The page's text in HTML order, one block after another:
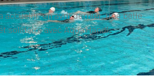
accueilli, en avril dernier, une belle
solidaire avec Aqua’Handi.